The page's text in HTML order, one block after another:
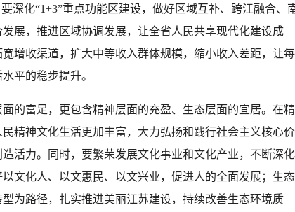
深化“1+3”重点功能区建设，做好区域互补、跨江融合、
展，推进区域协调发展，让全省人民共享现代化建设成
增收渠道，扩大中等收入群体规模，缩小收入差距，让每
平的稳步提升。
的富足，更包含精神层面的充盈、生态层面的宜居。在精
精神文化生活更加丰富，大力弘扬和践行社会主义核心价
活力。同时，要繁荣发展文化事业和文化产业，不断深化
文化人、以文惠民、以文兴业，促进人的全面发展；生态
为路径，扎实推进美丽江苏建设，持续改善生态环境质